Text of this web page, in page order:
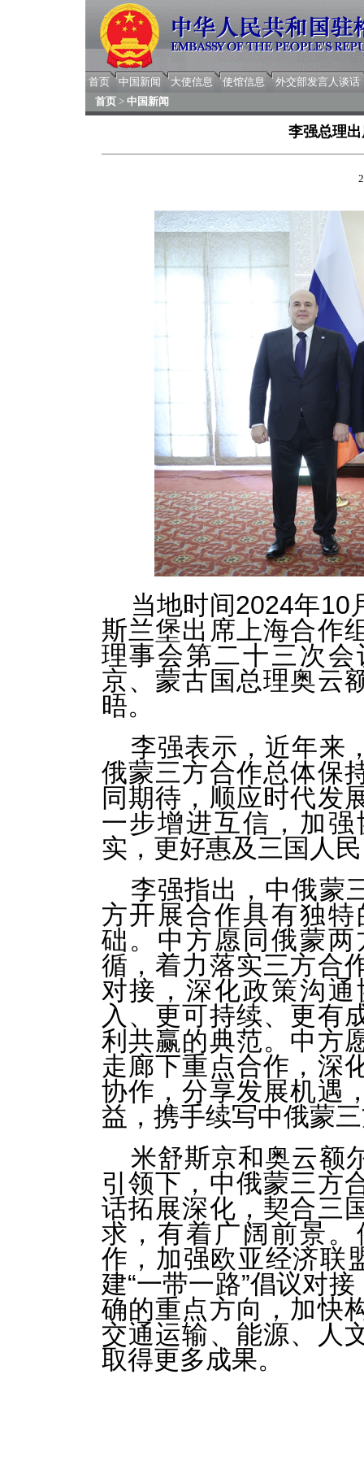
首页 中国新闻 大使信息 使馆信息
外交部发言人谈话
首页 > 中国新闻
李强总理
当地时间2024年10
斯兰堡出席上海合作
理事会第二十三次
京、蒙古国总理奥云
晤。
李强表示，近年来
俄蒙三方合作总体保
同期待，顺应时代发
一步增进互信，加
实，更好惠及三国人
李强指出，中俄蒙
方开展合作具有独
础。中方愿同俄蒙
循，着力落实三方合
对接，深化政策沟
入、更可持续、更有
利共赢的典范。中方
走廊下重点合作，深
协作，分享发展机遇
益，携手续写中俄蒙
米舒斯京和奥云额
引领下，中俄蒙三方
话拓展深化，契合三
求，有着广阔前景
作，加强欧亚经济联
建“一带一路”倡议对
确的重点方向，加快
交通运输、能源、人
取得更多成果。